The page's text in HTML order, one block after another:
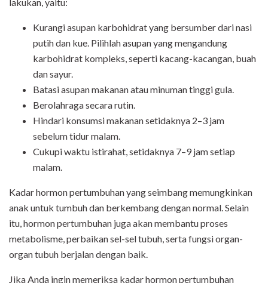
Kurangi asupan karbohidrat yang bersumber dari nasi
putih dan kue. Pilihlah asupan yang mengandung
karbohidrat kompleks, seperti kacang-kacangan, buah
dan sayur.
Batasi asupan makanan atau minuman tinggi gula.
Berolahraga secara rutin.
Hindari konsumsi makanan setidaknya 2–3 jam
sebelum tidur malam.
Cukupi waktu istirahat, setidaknya 7–9 jam setiap
malam.
Kadar hormon pertumbuhan yang seimbang memungkinkan
anak untuk tumbuh dan berkembang dengan normal. Selain
itu, hormon pertumbuhan juga akan membantu proses
metabolisme, perbaikan sel-sel tubuh, serta fungsi organ-
organ tubuh berjalan dengan baik.
Jika Anda ingin memeriksa kadar hormon pertumbuhan